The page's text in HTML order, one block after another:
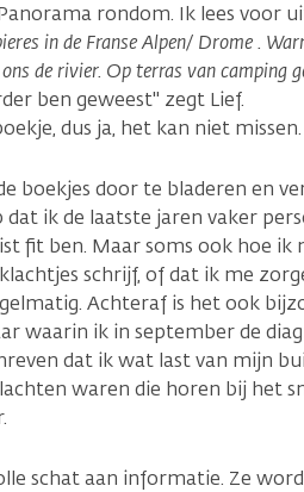
rondom. Ik lees voor
in de Franse Alpen/ Drome .
de rivier. Op terras van camping
ben geweest" zegt Lief.
dus ja, het kan niet missen.
boekjes door te bladeren en
ik de laatste jaren vaker
fit ben. Maar soms ook hoe ik
schrijf, of dat ik me
Achteraf is het ook
waarin ik in september de
dat ik wat last van mijn
waren die horen bij het
schat aan informatie. Ze